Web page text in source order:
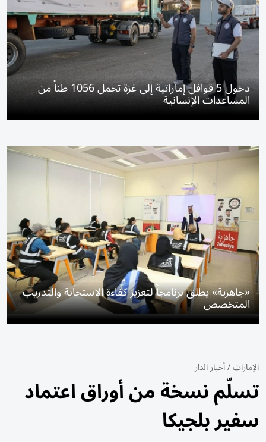
دخول 5 قوافل إماراتية إلى غزة تحمل 1056 طناً من
المساعدات الإنسانية
«جاهزية» يطلق برنامجاً لتعزيز كفاءة الاستجابة والتدريب
المتخصص
الإمارات/أخبار الدار
تسلّم نسخة من أوراق اعتماد
سفير بلجيكا